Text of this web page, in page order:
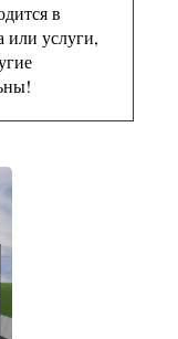
в
или услуги,